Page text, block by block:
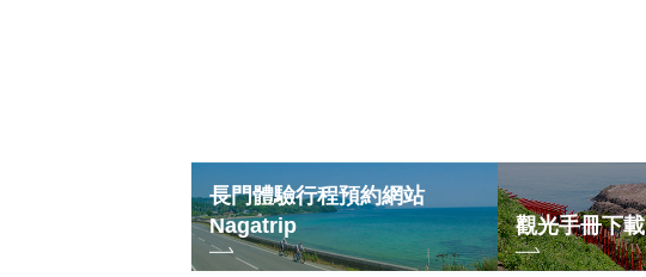
長門體驗行程預約網站
Nagatrip
觀光手冊下載